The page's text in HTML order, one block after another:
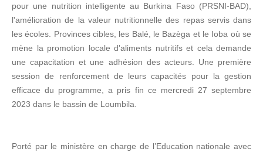
pour une nutrition intelligente au Burkina Faso (PRSNI-BAD),
l'amélioration de la valeur nutritionnelle des repas servis dans
les écoles. Provinces cibles, les Balé, le Bazèga et le Ioba où se
mène la promotion locale d'aliments nutritifs et cela demande
une capacitation et une adhésion des acteurs. Une première
session de renforcement de leurs capacités pour la gestion
efficace du programme, a pris fin ce mercredi 27 septembre
2023 dans le bassin de Loumbila.
Porté par le ministère en charge de l’Education nationale avec